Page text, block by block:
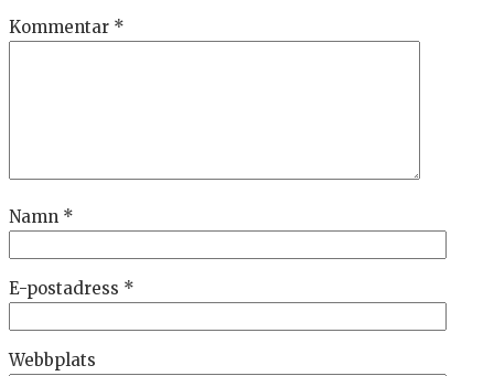
Kommentar *
Namn *
E-postadress *
Webbplats